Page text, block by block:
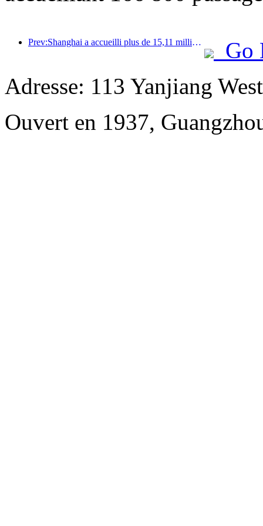
Prev:Shanghai a accueilli plus de 15,11 millions de visiteurs au cours des quatre premiers jours des vacances de la mi-automne et de la fête nationale, soit une augmentation de plus de 20 % par rapport à l'année précédente.
Go
Adresse: 113 Yanjiang
Ouvert en 1937,